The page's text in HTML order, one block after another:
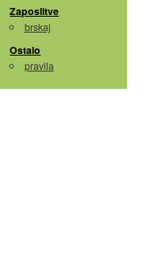
Zaposlitve
brskaj
Ostalo
pravila